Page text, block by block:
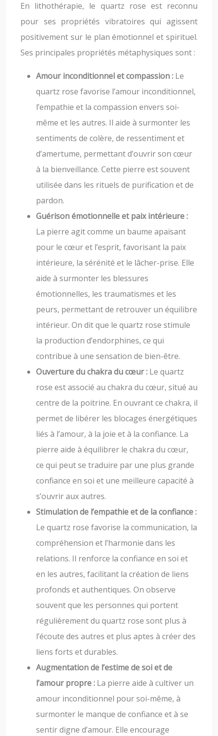
En lithothérapie, le quartz rose est reconnu
pour ses propriétés vibratoires qui agissent
positivement sur le plan émotionnel et spirituel.
Ses principales propriétés métaphysiques sont :
Amour inconditionnel et compassion : Le
quartz rose favorise l’amour inconditionnel,
l’empathie et la compassion envers soi-
même et les autres. Il aide à surmonter les
sentiments de colère, de ressentiment et
d’amertume, permettant d’ouvrir son cœur
à la bienveillance. Cette pierre est souvent
utilisée dans les rituels de purification et de
pardon.
Guérison émotionnelle et paix intérieure :
La pierre agit comme un baume apaisant
pour le cœur et l’esprit, favorisant la paix
intérieure, la sérénité et le lâcher-prise. Elle
aide à surmonter les blessures
émotionnelles, les traumatismes et les
peurs, permettant de retrouver un équilibre
intérieur. On dit que le quartz rose stimule
la production d’endorphines, ce qui
contribue à une sensation de bien-être.
Ouverture du chakra du cœur : Le quartz
rose est associé au chakra du cœur, situé au
centre de la poitrine. En ouvrant ce chakra, il
permet de libérer les blocages énergétiques
liés à l’amour, à la joie et à la confiance. La
pierre aide à équilibrer le chakra du cœur,
ce qui peut se traduire par une plus grande
confiance en soi et une meilleure capacité à
s’ouvrir aux autres.
Stimulation de l’empathie et de la confiance :
Le quartz rose favorise la communication, la
compréhension et l’harmonie dans les
relations. Il renforce la confiance en soi et
en les autres, facilitant la création de liens
profonds et authentiques. On observe
souvent que les personnes qui portent
régulièrement du quartz rose sont plus à
l’écoute des autres et plus aptes à créer des
liens forts et durables.
Augmentation de l’estime de soi et de
l’amour propre : La pierre aide à cultiver un
amour inconditionnel pour soi-même, à
surmonter le manque de confiance et à se
sentir digne d’amour. Elle encourage